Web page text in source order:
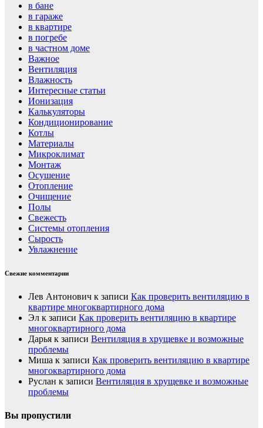
в бане
в гараже
в квартире
в погребе
в частном доме
Важное
Вентиляция
Влажность
Интересные статьи
Ионизация
Калькуляторы
Кондиционирование
Котлы
Материалы
Микроклимат
Монтаж
Осушение
Отопление
Очищение
Полы
Свежесть
Системы отопления
Сырость
Увлажнение
Свежие комментарии
Лев Антонович к записи Как проверить вентиляцию в
квартире многоквартирного дома
Эл к записи Как проверить вентиляцию в квартире
многоквартирного дома
Дарья к записи Вентиляция в хрущевке и возможные
проблемы
Миша к записи Как проверить вентиляцию в квартире
многоквартирного дома
Руслан к записи Вентиляция в хрущевке и возможные
проблемы
Вы пропустили